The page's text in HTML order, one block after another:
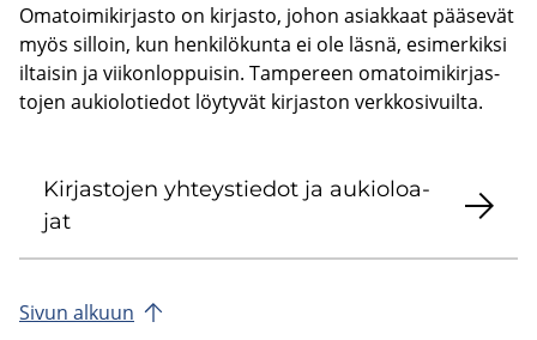
Oma­toi­mi­kir­jas­to on kir­jas­to, johon asiak­kaat pää­se­vät
myös sil­loin, kun hen­ki­lö­kun­ta ei ole läsnä, esi­mer­kik­si
il­tai­sin ja vii­kon­lop­pui­sin. Tam­pe­reen oma­toi­mi­kir­jas­
to­jen au­kio­lo­tie­dot löy­ty­vät kir­jas­ton verk­ko­si­vuil­ta.
Kir­jas­to­jen yh­teys­tie­dot ja au­kio­loa­
jat
Sivun al­kuun